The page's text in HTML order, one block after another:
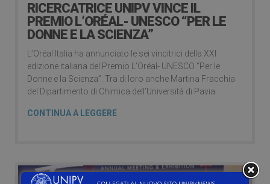
RICERCATRICE UNIPV VINCE IL
PREMIO L’ORÉAL- UNESCO “PER LE
DONNE E LA SCIENZA”
L’Oréal Italia ha annunciato le sei vincitrici della XXI
edizione italiana del Premio L’Oréal- UNESCO “Per le
Donne e la Scienza”. Tra di loro anche Martina Fracchia
del Dipartimento di Chimica dell’Università di Pavia.
CONTINUA A LEGGERE